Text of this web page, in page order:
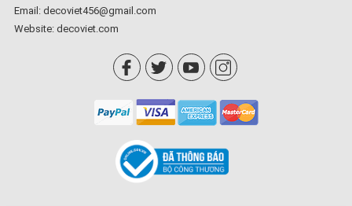
Email: decoviet456@gmail.com
Website: decoviet.com